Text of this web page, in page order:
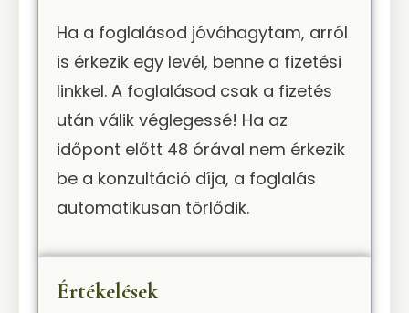
Ha a foglalásod jóváhagytam, arról
is érkezik egy levél, benne a fizetési
linkkel. A foglalásod csak a fizetés
után válik véglegessé! Ha az
időpont előtt 48 órával nem érkezik
be a konzultáció díja, a foglalás
automatikusan törlődik.
Értékelések